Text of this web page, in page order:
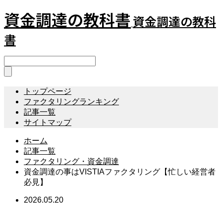
資金調達の教科書 資金調達の教科
書
トップページ
ファクタリングランキング
記事一覧
サイトマップ
ホーム
記事一覧
ファクタリング・資金調達
資金調達の事はVISTIAファクタリング【忙しい経営者
必見】
2026.05.20